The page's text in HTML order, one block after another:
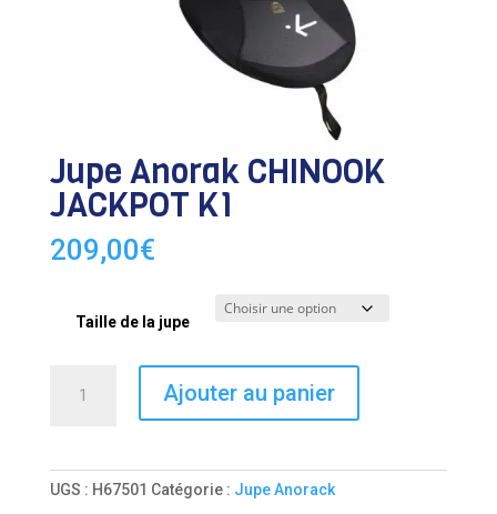
Jupe Anorak CHINOOK
JACKPOT K1
209,00€
Taille de la jupe
CHINOOK
Ajouter au panier
UGS : H67501 Catégorie : Jupe Anorack